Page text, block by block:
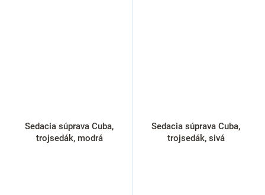
Sedacia súprava Cuba,
trojsedák, modrá
Sedacia súprava Cuba,
trojsedák, sivá